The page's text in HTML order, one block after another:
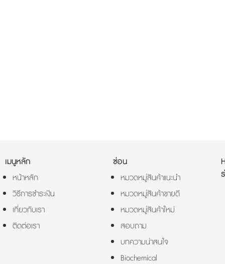
เมนูหลัก
หน้าหลัก
วิธีการชำระเงิน
เกี่ยวกับเรา
ติดต่อเรา
ซ่อน
หมวดหมู่สินค้าแนะนำ
หมวดหมู่สินค้าขายดี
หมวดหมู่สินค้าใหม่
สอบถาม
บทความน่าสนใจ
Biochemical